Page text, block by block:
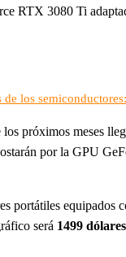
RTX 3080 Ti
los
próximos meses
por la GPU
portátiles
será 1499 dólares